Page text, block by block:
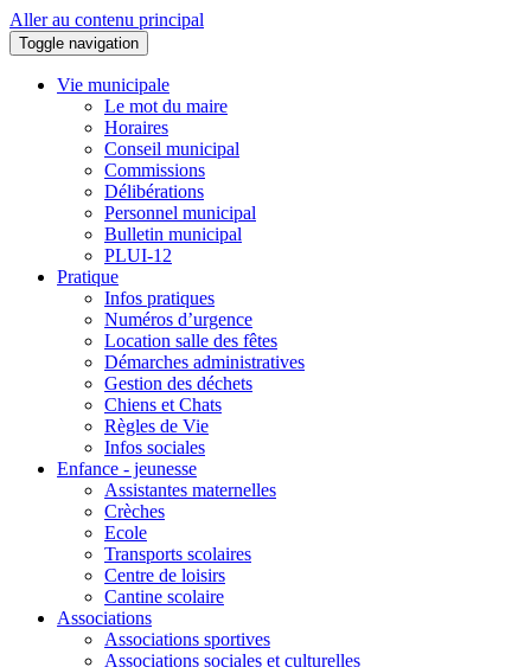
Aller au contenu principal
Toggle navigation
Vie municipale
Le mot du maire
Horaires
Conseil municipal
Commissions
Délibérations
Personnel municipal
Bulletin municipal
PLUI-12
Pratique
Infos pratiques
Numéros d’urgence
Location salle des fêtes
Démarches administratives
Gestion des déchets
Chiens et Chats
Règles de Vie
Infos sociales
Enfance - jeunesse
Assistantes maternelles
Crèches
Ecole
Transports scolaires
Centre de loisirs
Cantine scolaire
Associations
Associations sportives
Associations sociales et culturelles